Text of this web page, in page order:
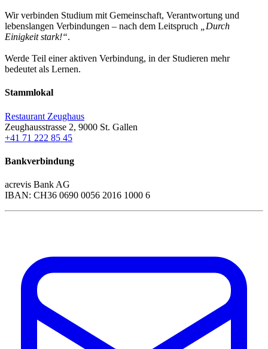
Wir verbinden Studium mit Gemeinschaft, Verantwortung und
lebenslangen Verbindungen – nach dem Leitspruch
„Durch
Einigkeit stark!“.
Werde Teil einer aktiven Verbindung, in der Studieren mehr
bedeutet als Lernen.
Stammlokal
Restaurant Zeughaus
Zeughausstrasse 2, 9000 St. Gallen
+41 71 222 85 45
Bankverbindung
acrevis Bank AG
IBAN: CH36 0690 0056 2016 1000 6